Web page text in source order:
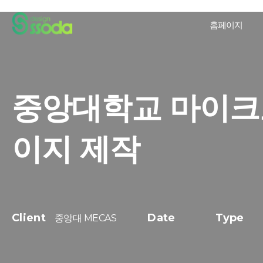
홈페이지
중앙대학교 마이
이지 제작
Client 중앙대 MECAS Date Type